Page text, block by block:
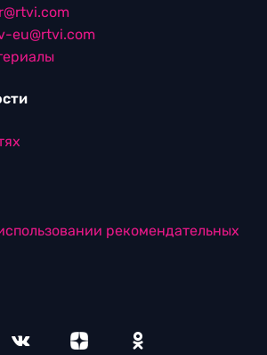
eu@rtvi.com
рекомендательных